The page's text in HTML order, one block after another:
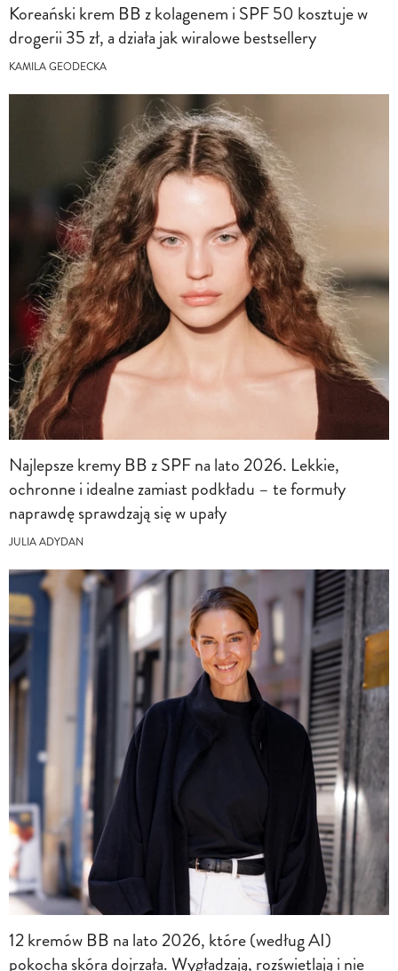
Koreański krem BB z kolagenem i SPF 50 kosztuje w
drogerii 35 zł, a działa jak wiralowe bestsellery
KAMILA GEODECKA
Najlepsze kremy BB z SPF na lato 2026. Lekkie,
ochronne i idealne zamiast podkładu – te formuły
naprawdę sprawdzają się w upały
JULIA ADYDAN
12 kremów BB na lato 2026, które (według AI)
pokocha skóra dojrzała. Wygładzają, rozświetlają i nie